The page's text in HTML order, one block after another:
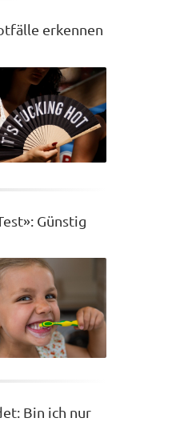
erkennen
Günstig
Bin ich nur